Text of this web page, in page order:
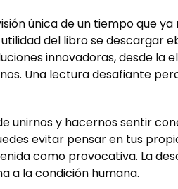
única de un tiempo que
del libro se descargar
innovadoras, desde
Una lectura desafiante
unirnos y hacernos sentir
evitar pensar en tus
como provocativa. La
a la condición humana.